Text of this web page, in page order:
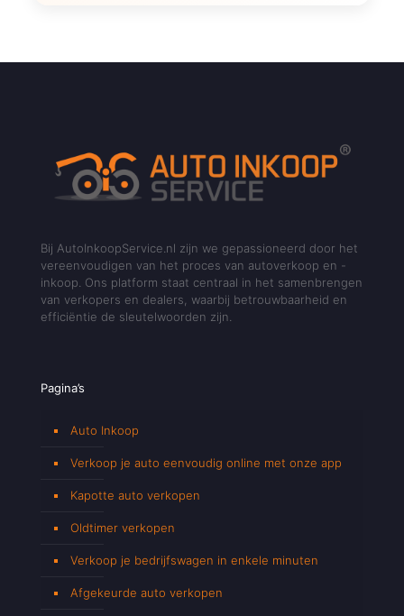
Bij AutoInkoopService.nl zijn we gepassioneerd door het
vereenvoudigen van het proces van autoverkoop en -
inkoop. Ons platform staat centraal in het samenbrengen
van verkopers en dealers, waarbij betrouwbaarheid en
efficiëntie de sleutelwoorden zijn.
Pagina’s
Auto Inkoop
Verkoop je auto eenvoudig online met onze app
Kapotte auto verkopen
Oldtimer verkopen
Verkoop je bedrijfswagen in enkele minuten
Afgekeurde auto verkopen